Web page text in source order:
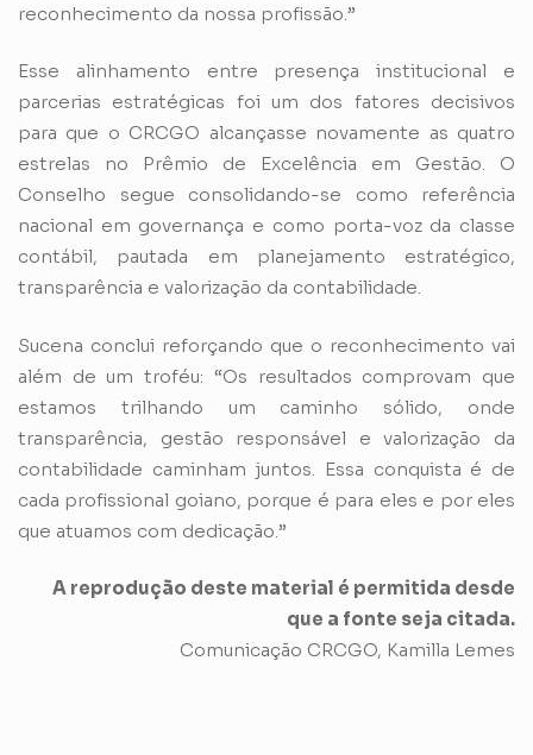
reconhecimento da nossa profissão.”
Esse alinhamento entre presença institucional e
parcerias estratégicas foi um dos fatores decisivos
para que o CRCGO alcançasse novamente as quatro
estrelas no Prêmio de Excelência em Gestão. O
Conselho segue consolidando-se como referência
nacional em governança e como porta-voz da classe
contábil, pautada em planejamento estratégico,
transparência e valorização da contabilidade.
Sucena conclui reforçando que o reconhecimento vai
além de um troféu: “Os resultados comprovam que
estamos trilhando um caminho sólido, onde
transparência, gestão responsável e valorização da
contabilidade caminham juntos. Essa conquista é de
cada profissional goiano, porque é para eles e por eles
que atuamos com dedicação.”
A reprodução deste material é permitida desde
que a fonte seja citada.
Comunicação CRCGO, Kamilla Lemes